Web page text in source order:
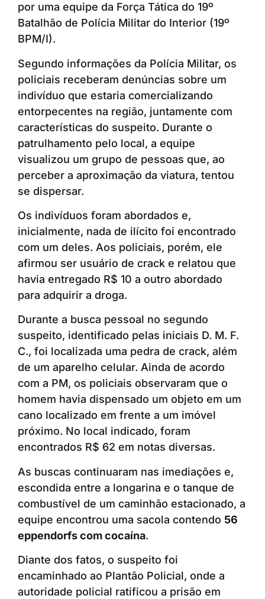
por uma equipe da Força Tática do 19º
Batalhão de Polícia Militar do Interior (19º
BPM/I).
Segundo informações da Polícia Militar, os
policiais receberam denúncias sobre um
indivíduo que estaria comercializando
entorpecentes na região, juntamente com
características do suspeito. Durante o
patrulhamento pelo local, a equipe
visualizou um grupo de pessoas que, ao
perceber a aproximação da viatura, tentou
se dispersar.
Os indivíduos foram abordados e,
inicialmente, nada de ilícito foi encontrado
com um deles. Aos policiais, porém, ele
afirmou ser usuário de crack e relatou que
havia entregado R$ 10 a outro abordado
para adquirir a droga.
Durante a busca pessoal no segundo
suspeito, identificado pelas iniciais D. M. F.
C., foi localizada uma pedra de crack, além
de um aparelho celular. Ainda de acordo
com a PM, os policiais observaram que o
homem havia dispensado um objeto em um
cano localizado em frente a um imóvel
próximo. No local indicado, foram
encontrados R$ 62 em notas diversas.
As buscas continuaram nas imediações e,
escondida entre a longarina e o tanque de
combustível de um caminhão estacionado, a
equipe encontrou uma sacola contendo 56
eppendorfs com cocaína.
Diante dos fatos, o suspeito foi
encaminhado ao Plantão Policial, onde a
autoridade policial ratificou a prisão em